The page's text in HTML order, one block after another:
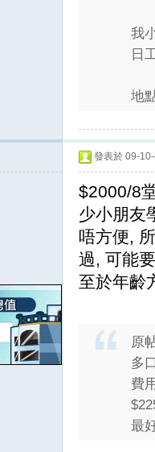
我
日
地
發表於 09-
$2000/8
少小朋友
唔方便,
過, 可能
至於年齡
原
多
費
最